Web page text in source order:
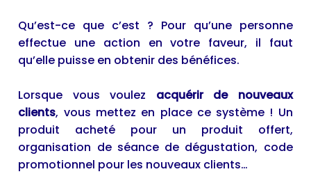
Qu’est-ce que c’est ? Pour qu’une personne
effectue une action en votre faveur, il faut
qu’elle puisse en obtenir des bénéfices.
Lorsque vous voulez acquérir de nouveaux
clients, vous mettez en place ce système ! Un
produit acheté pour un produit offert,
organisation de séance de dégustation, code
promotionnel pour les nouveaux clients…